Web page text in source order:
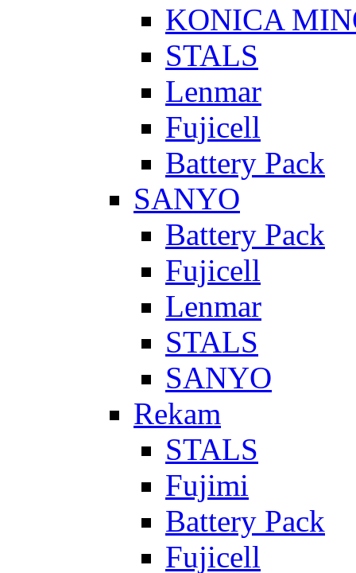
KONICA
STALS
Lenmar
Fujicell
Battery Pack
SANYO
Battery Pack
Fujicell
Lenmar
STALS
SANYO
Rekam
STALS
Fujimi
Battery Pack
Fujicell